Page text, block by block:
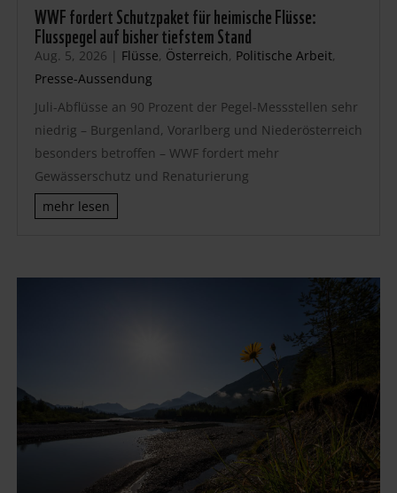
WWF fordert Schutzpaket für heimische Flüsse:
Flusspegel auf bisher tiefstem Stand
Aug. 5, 2026 | Flüsse, Österreich, Politische Arbeit,
Presse-Aussendung
Juli-Abflüsse an 90 Prozent der Pegel-Messstellen sehr
niedrig – Burgenland, Vorarlberg und Niederösterreich
besonders betroffen – WWF fordert mehr
Gewässerschutz und Renaturierung
mehr lesen